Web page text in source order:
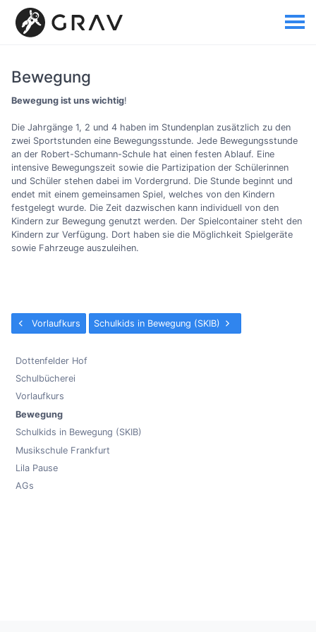
Bewegung
Bewegung ist uns wichtig!
Die Jahrgänge 1, 2 und 4 haben im Stundenplan zusätzlich zu den
zwei Sportstunden eine Bewegungsstunde. Jede Bewegungsstunde
an der Robert-Schumann-Schule hat einen festen Ablauf. Eine
intensive Bewegungszeit sowie die Partizipation der Schülerinnen
und Schüler stehen dabei im Vordergrund. Die Stunde beginnt und
endet mit einem gemeinsamen Spiel, welches von den Kindern
festgelegt wurde. Die Zeit dazwischen kann individuell von den
Kindern zur Bewegung genutzt werden. Der Spielcontainer steht den
Kindern zur Verfügung. Dort haben sie die Möglichkeit Spielgeräte
sowie Fahrzeuge auszuleihen.
Vorlaufkurs Schulkids in Bewegung (SKIB)
Dottenfelder Hof
Schulbücherei
Vorlaufkurs
Bewegung
Schulkids in Bewegung (SKIB)
Musikschule Frankfurt
Lila Pause
AGs